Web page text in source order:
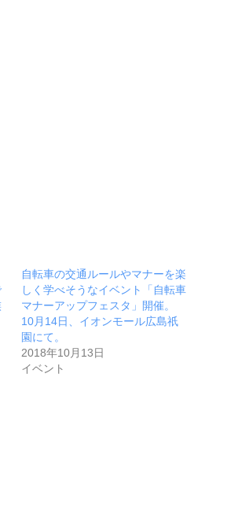
自転車の交通ルールやマナーを楽
しく学べそうなイベント「自転車
マナーアップフェスタ」開催。
10月14日、イオンモール広島祇
園にて。
2018年10月13日
イベント